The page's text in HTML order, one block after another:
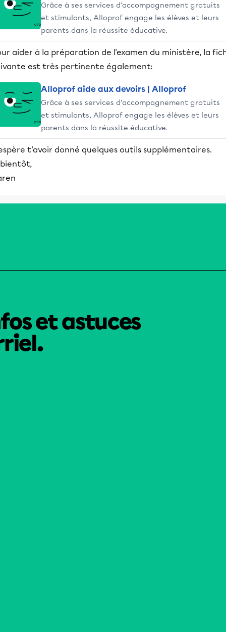
Grâce à ses services d’accompagnement gratuits
et stimulants, Alloprof engage les élèves et leurs
parents dans la réussite éducative.
aider à la préparation de l'examen du ministère, la
est très pertinente également:
Alloprof aide aux devoirs | Alloprof
Grâce à ses services d’accompagnement gratuits
et stimulants, Alloprof engage les élèves et leurs
parents dans la réussite éducative.
t'avoir donné quelques outils supplémentaires.
et astuces